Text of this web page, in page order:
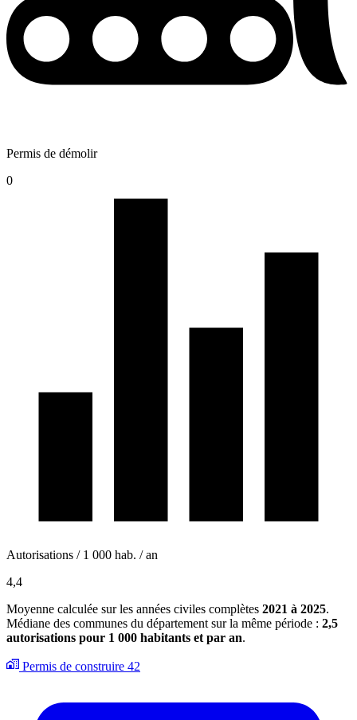
Permis de démolir
0
Autorisations / 1 000 hab. / an
4,4
Moyenne calculée sur les années civiles complètes 2021 à 2025.
Médiane des communes du département sur la même période : 2,5
autorisations pour 1 000 habitants et par an.
Permis de construire 42